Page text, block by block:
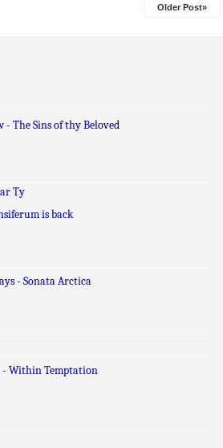
Older Post»
- The Sins of thy Beloved
Ty
is back
- Sonata Arctica
Within Temptation